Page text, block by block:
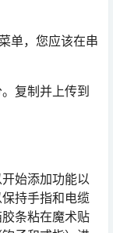
单，您应该在串
复制并上传到
始添加功能以
持手指和电缆
条粘在魔术贴